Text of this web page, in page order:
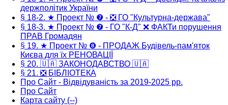
держполітик України
§ 18-2. ★ Проект № ❼ - ❎ ГО "Культурна-держава"
§ 18-3. ★ Проект № ❼ - ГО "К-Д" ❌ ФАКТи порушення
ПРАВ Громадян
§ 19. ★ Проект № ❽ - ПРОДАЖ Будівель-пам'яток
Києва для їх РЕНОВАЦІЇ
§ 20. 🇺🇦 ЗАКОНОДАВСТВО 🇺🇦
§ 21. ❎ БІБЛІОТЕКА
Про Сайт - Відвідуваність за 2019-2025 рр.
Про Сайт
Карта сайту (--)